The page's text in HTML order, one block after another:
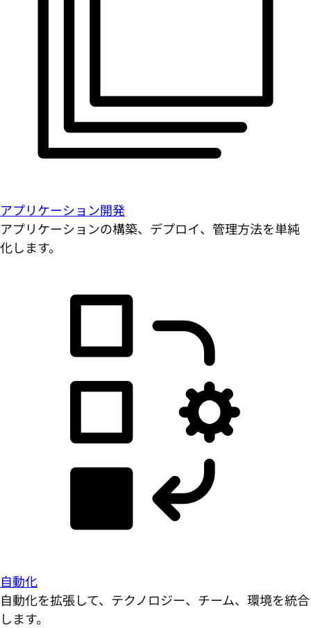
アプリケーション開発
アプリケーションの構築、デプロイ、管理方法を単純
化します。
自動化
自動化を拡張して、テクノロジー、チーム、環境を統合
します。